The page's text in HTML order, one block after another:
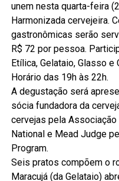
unem nesta quarta-feira
Harmonizada cervejeira.
gastronômicas serão
R$ 72 por pessoa.
Etílica, Gelataio, Glasso
Horário das 19h às 22h.
A degustação será
sócia fundadora da
cervejas pela
National e Mead Judge
Program.
Seis pratos compõem o
Maracujá (da Gelataio)